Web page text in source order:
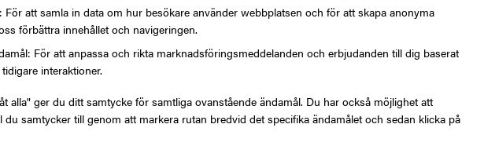
För att samla in data om hur besökare använder webbplatsen och för att skapa anonyma
förbättra innehållet och navigeringen.
För att anpassa och rikta marknadsföringsmeddelanden och erbjudanden till dig baserat
interaktioner.
alla" ger du ditt samtycke för samtliga ovanstående ändamål. Du har också möjlighet att
du samtycker till genom att markera rutan bredvid det specifika ändamålet och sedan klicka på